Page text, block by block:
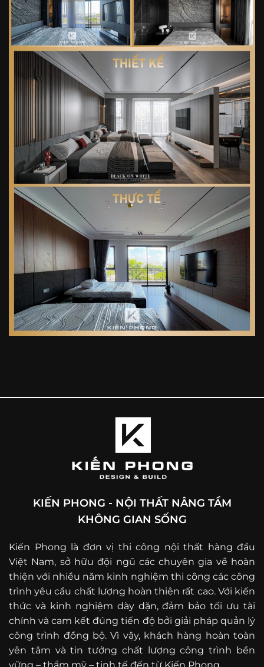
KIẾN PHONG - NỘI THẤT NÂNG TẦM
KHÔNG GIAN SỐNG
Kiến Phong là đơn vị thi công nội thất hàng đầu
Việt Nam, sở hữu đội ngũ các chuyên gia về hoàn
thiện với nhiều năm kinh nghiệm thi công các công
trình yêu cầu chất lượng hoàn thiện rất cao. Với kiến
thức và kinh nghiệm dày dặn, đảm bảo tối ưu tài
chính và cam kết đúng tiến độ bởi giải pháp quản lý
công trình đồng bộ. Vì vậy, khách hàng hoàn toàn
yên tâm và tin tưởng chất lượng công trình bền
vững – thẩm mỹ – tinh tế đến từ Kiến Phong.